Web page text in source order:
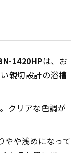
1420HPは、お
親切設計の浴槽
クリアな色調が
やや浅めになって